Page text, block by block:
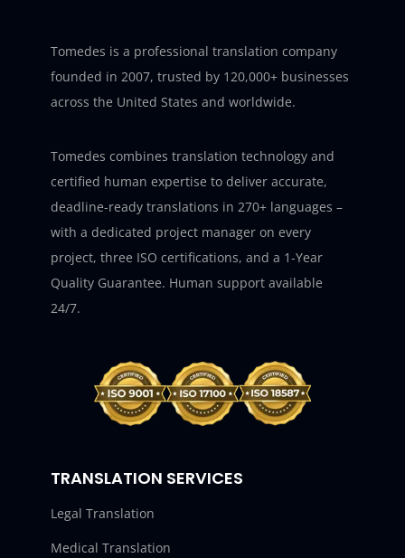
Tomedes is a professional translation company
founded in 2007, trusted by 120,000+ businesses
across the United States and worldwide.
Tomedes combines translation technology and
certified human expertise to deliver accurate,
deadline-ready translations in 270+ languages –
with a dedicated project manager on every
project, three ISO certifications, and a 1-Year
Quality Guarantee. Human support available
24/7.
TRANSLATION SERVICES
Legal Translation
Medical Translation